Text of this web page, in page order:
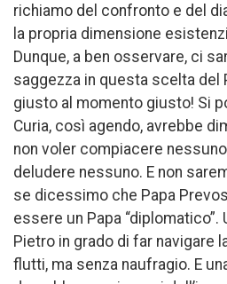
richiamo del confronto e del
la propria dimensione
Dunque, a ben osservare, ci
saggezza in questa scelta del
giusto al momento giusto! Si
Curia, così agendo, avrebbe
non voler compiacere
deludere nessuno. E non
se dicessimo che Papa
essere un Papa
Pietro in grado di far navigare
flutti, ma senza naufragio. E